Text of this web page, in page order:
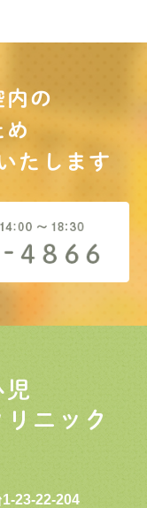
内の
たします
23-22-204